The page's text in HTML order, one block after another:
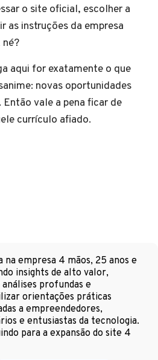
o site oficial, escolher a
as instruções da empresa
aqui for exatamente o que
novas oportunidades
vale a pena ficar de
currículo afiado.
na empresa 4 mãos, 25 anos e
insights de alto valor,
profundas e
orientações práticas
a empreendedores,
e entusiastas da tecnologia.
para a expansão do site 4